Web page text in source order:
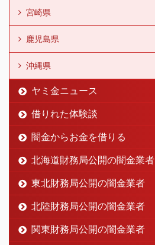
宮崎県
鹿児島県
沖縄県
ヤミ金ニュース
借りれた体験談
闇金からお金を借りる
北海道財務局公開の闇金業者
東北財務局公開の闇金業者
北陸財務局公開の闇金業者
関東財務局公開の闇金業者